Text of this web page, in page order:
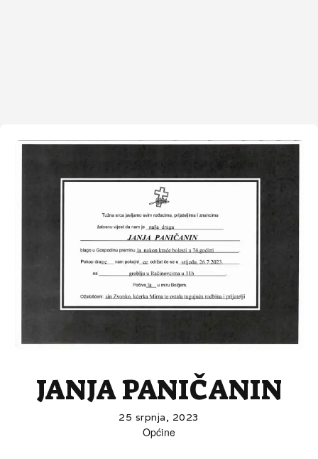
JANJA PANIČANIN
25 srpnja, 2023
Općine